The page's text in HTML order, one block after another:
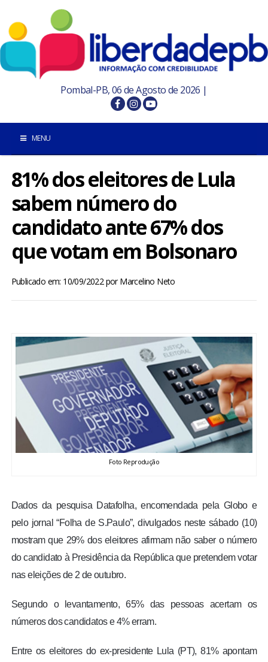
Pombal-PB, 06 de Agosto de 2026 |
MENU
INÍCIO
POMBAL E REGIÃO
ESPORTES
ENTRETENIMENTO
ENQUETE
TV LPB
COLUNISTAS
81% dos eleitores de Lula
sabem número do
candidato ante 67% dos
que votam em Bolsonaro
Publicado em: 10/09/2022porMarcelino Neto
Foto Reprodução
Dados da pesquisa Datafolha, encomendada pela Globo e
pelo jornal “Folha de S.Paulo”, divulgados neste sábado (10)
mostram que 29% dos eleitores afirmam não saber o número
do candidato à Presidência da República que pretendem votar
nas eleições de 2 de outubro.
Segundo o levantamento, 65% das pessoas acertam os
números dos candidatos e 4% erram.
Entre os eleitores do ex-presidente Lula (PT), 81% apontam